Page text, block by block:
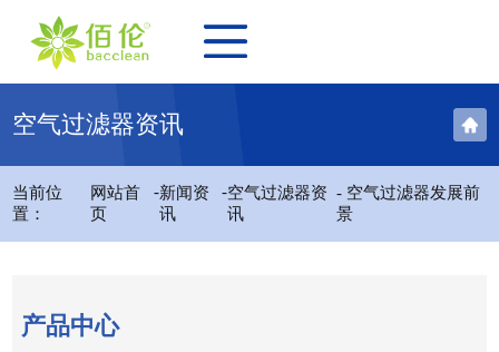
空气过滤器资讯
当前位
置：
网站首
页
-新闻资
讯
-空气过滤器资
讯
- 空气过滤器发展前
景
产品中心